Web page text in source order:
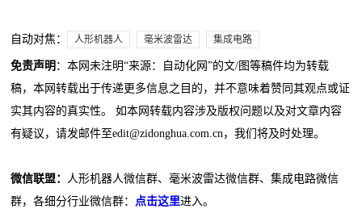
自动对焦： 人形机器人 毫米波雷达 集成电路
免责声明 ：本网未注明“来源：自动化网”的文/图等稿件均为转载
稿，本网转载出于传递更多信息之目的，并不意味着赞同其观点或证
实其内容的真实性。 如本网转载内容涉及版权问题以及对文章内容
有疑议，请发邮件至edit@zidonghua.com.cn，我们将及时处理。
微信联盟：
人形机器人微信群、毫米波雷达微信群、集成电路微信
群，各细分行业微信群：
点击这里进入。